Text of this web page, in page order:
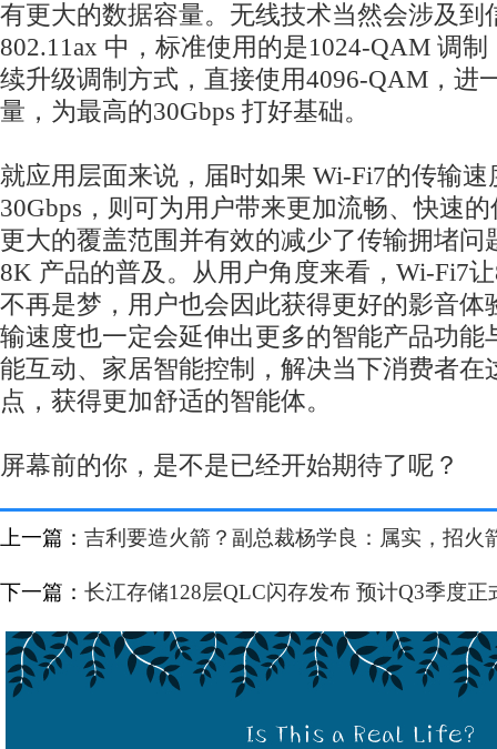
有更大的数据容量。无线技术当然会涉及到
802.11ax 中，标准使用的是1024-QAM 调
续升级调制方式，直接使用4096-QAM，进
量，为最高的30Gbps 打好基础。
就应用层面来说，届时如果 Wi-Fi7的传输速
30Gbps，则可为用户带来更加流畅、快速
更大的覆盖范围并有效的减少了传输拥堵问
8K 产品的普及。从用户角度来看，Wi-Fi7
不再是梦，用户也会因此获得更好的影音体
输速度也一定会延伸出更多的智能产品功能
能互动、家居智能控制，解决当下消费者在
点，获得更加舒适的智能体。
屏幕前的你，是不是已经开始期待了呢？
上一篇： 吉利要造火箭？副总裁杨学良：属实，招火
下一篇： 长江存储128层QLC闪存发布 预计Q3季度正